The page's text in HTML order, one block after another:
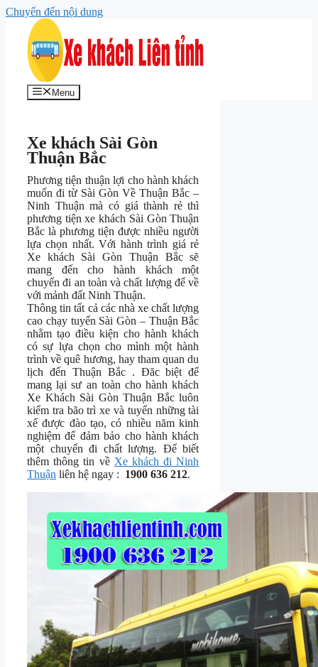
Chuyển đến nội dung
Menu
Xe khách Sài Gòn
Thuận Bắc
Phương tiện thuận lợi cho hành khách
muốn đi từ Sài Gòn Về Thuận Bắc –
Ninh Thuận mà có giá thành rẻ thì
phương tiện xe khách Sài Gòn Thuận
Bắc là phương tiện được nhiều người
lựa chọn nhất. Với hành trình giá rẻ
Xe khách Sài Gòn Thuận Bắc sẽ
mang đến cho hành khách một
chuyến đi an toàn và chất lượng để về
với mảnh đất Ninh Thuận.
Thông tin tất cả các nhà xe chất lượng
cao chạy tuyến Sài Gòn – Thuận Bắc
nhằm tạo điều kiện cho hành khách
có sự lựa chọn cho mình một hành
trình về quê hương, hay tham quan du
lịch đến Thuận Bắc . Đăc biệt để
mang lại sư an toàn cho hành khách
Xe Khách Sài Gòn Thuận Bắc luôn
kiểm tra bão trì xe và tuyển những tài
xế được đào tạo, có nhiều năm kinh
nghiệm để đảm bảo cho hành khách
một chuyến đi chất lượng. Để biết
thêm thông tin về Xe khách đi Ninh
Thuận liên hệ ngay : 1900 636 212.